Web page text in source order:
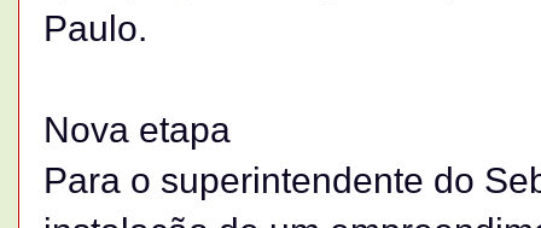
Paulo.
Nova etapa
Para o superintendente do